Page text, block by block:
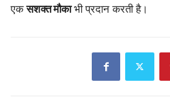
एकसशक्त मौकाभी प्रदान करती है।